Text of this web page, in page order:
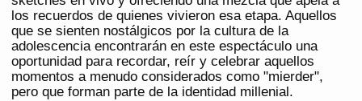
los recuerdos de quienes vivieron esa etapa. Aquellos
que se sienten nostálgicos por la cultura de la
adolescencia encontrarán en este espectáculo una
oportunidad para recordar, reír y celebrar aquellos
momentos a menudo considerados como "mierder",
pero que forman parte de la identidad millenial.